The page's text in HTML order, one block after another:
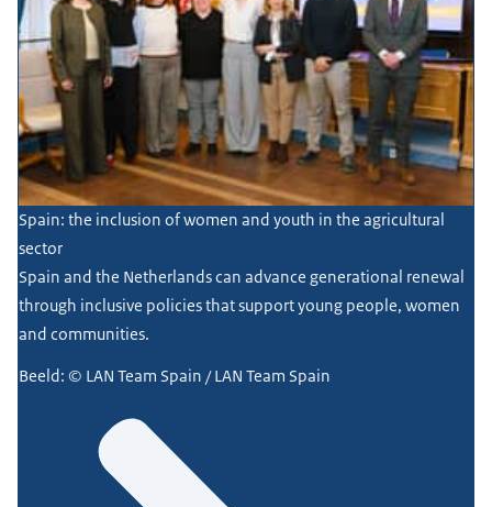
Spain: the inclusion of women and youth in the agricultural
sector
Spain and the Netherlands can advance generational renewal
through inclusive policies that support young people, women
and communities.
Beeld: © LAN Team Spain / LAN Team Spain